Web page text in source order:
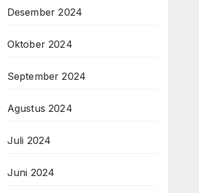
Desember 2024
Oktober 2024
September 2024
Agustus 2024
Juli 2024
Juni 2024